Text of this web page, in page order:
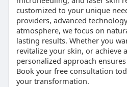
customized to your unique
providers, advanced
atmosphere, we focus on
lasting results. Whether you
revitalize your skin, or achieve
personalized approach
Book your free consultation
your transformation.